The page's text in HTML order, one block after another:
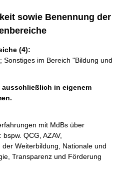
sowie Benennung der
(4):
im Bereich "Bildung und
in eigenem
mit MdBs über
QCG, AZAV,
Weiterbildung, Nationale und
Transparenz und Förderung